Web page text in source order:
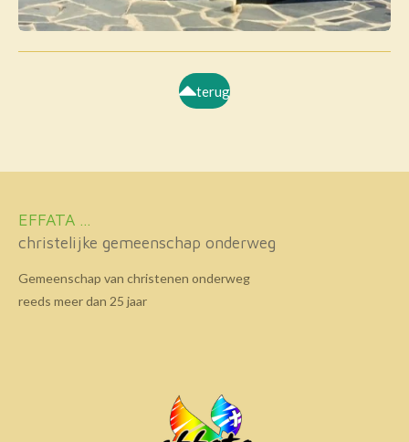
terug
EFFATA ...
christelijke gemeenschap onderweg
Gemeenschap van christenen onderweg
reeds meer dan 25 jaar